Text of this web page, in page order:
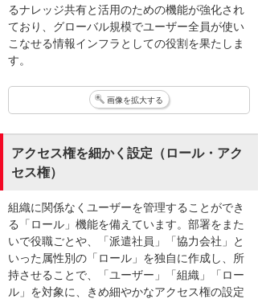
るナレッジ共有と活用のための機能が強化され
ており、グローバル規模でユーザー全員が使い
こなせる情報インフラとしての役割を果たしま
す。
画像を拡大する
アクセス権を細かく設定（ロール・アク
セス権）
組織に関係なくユーザーを管理することができ
る「ロール」機能を備えています。部署をまた
いで役職ごとや、「派遣社員」「協力会社」と
いった属性別の「ロール」を独自に作成し、所
持させることで、「ユーザー」「組織」「ロー
ル」を対象に、きめ細やかなアクセス権の設定